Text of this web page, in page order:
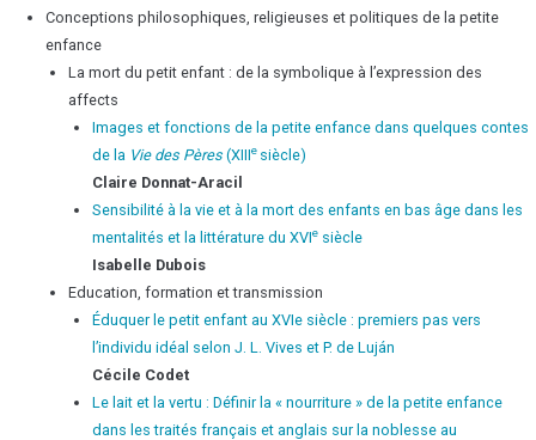
Conceptions philosophiques, religieuses et politiques de la petite
enfance
La mort du petit enfant : de la symbolique à l’expression des
affects
Images et fonctions de la petite enfance dans quelques contes
de la Vie des Pères (XIIIe siècle)
Claire Donnat-Aracil
Sensibilité à la vie et à la mort des enfants en bas âge dans les
mentalités et la littérature du XVIesiècle
Isabelle Dubois
Education, formation et transmission
Éduquer le petit enfant au XVIe siècle : premiers pas vers
l’individu idéal selon J. L. Vives et P. de Luján
Cécile Codet
Le lait et la vertu : Définir la « nourriture » de la petite enfance
dans les traités français et anglais sur la noblesse au